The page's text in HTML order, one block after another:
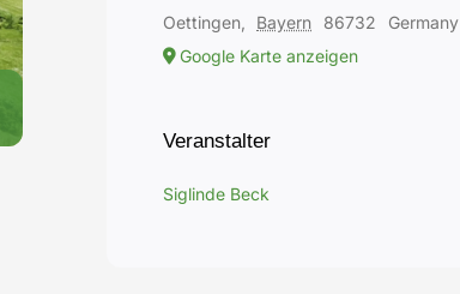
Oettingen, Bayern 86732
Germany
Google Karte anzeigen
Veranstalter
Siglinde Beck